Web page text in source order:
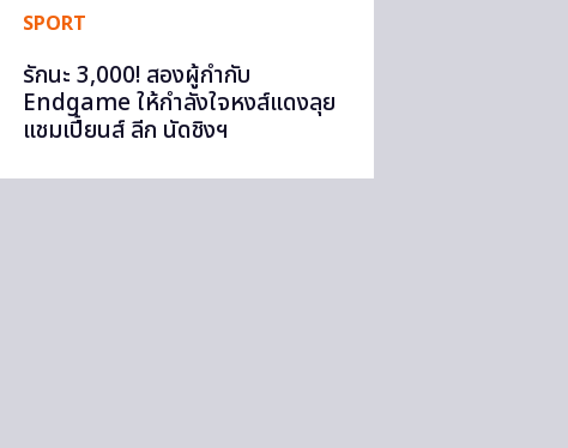
SPORT
รักนะ 3,000! สองผู้กำกับ
Endgame ให้กำลังใจหงส์แดงลุย
แชมเปี้ยนส์ ลีก นัดชิงฯ